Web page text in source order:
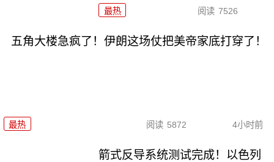
最热 阅读 7526
五角大楼急疯了！伊朗这场仗把美帝家底打穿了！
最热 阅读 5872 4小时前
箭式反导系统测试完成！以色列